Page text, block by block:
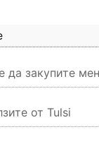
да закупите
от Tulsi